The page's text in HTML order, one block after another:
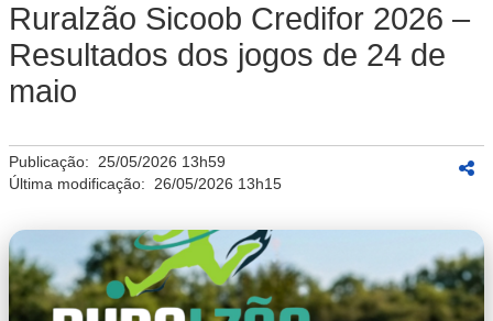
Ruralzão Sicoob Credifor 2026 –
Resultados dos jogos de 24 de
maio
Publicação: 25/05/2026 13h59
Última modificação: 26/05/2026 13h15